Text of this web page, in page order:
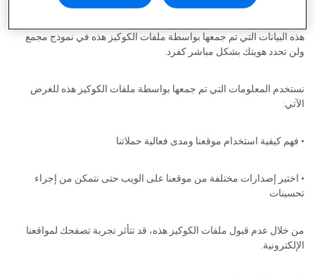
سبيل المثال، الصفحات التي قمت بزيارتها وما إذا كنت قد واجهت أي أخطاء
هذه البيانات التي تم جمعها بواسطة ملفات الكوكيز هذه في نموذج مجمع
ولن تحدد هويتك بشكل مباشر كفرد.
نستخدم المعلومات التي تم جمعها بواسطة ملفات الكوكيز هذه للغرض
الآتي:
• فهم كيفية استخدام موقعنا ومدى فعالية حملاتنا
• اختبر إصدارات مختلفة من موقعنا على الويب حتى نتمكن من إجراء
تحسينات
من خلال عدم قبول ملفات الكوكيز هذه، قد تتأثر تجربة تصفحك لمواقعنا
الإلكترونية.